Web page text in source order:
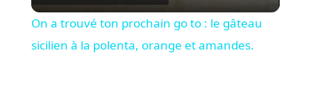
i
On a trouvé ton prochain go to : le gâteau
sicilien à la polenta, orange et amandes.